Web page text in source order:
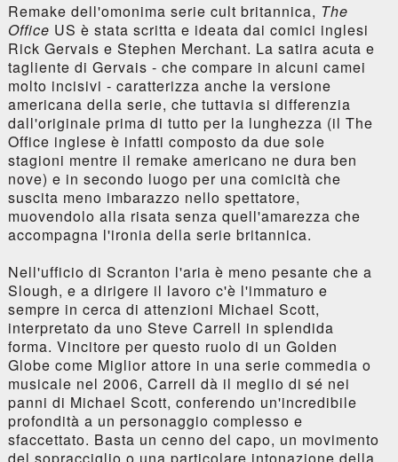
Remake dell'omonima serie cult britannica, The
Office US è stata scritta e ideata dai comici inglesi
Rick Gervais e Stephen Merchant. La satira acuta e
tagliente di Gervais - che compare in alcuni camei
molto incisivi - caratterizza anche la versione
americana della serie, che tuttavia si differenzia
dall'originale prima di tutto per la lunghezza (il The
Office inglese è infatti composto da due sole
stagioni mentre il remake americano ne dura ben
nove) e in secondo luogo per una comicità che
suscita meno imbarazzo nello spettatore,
muovendolo alla risata senza quell'amarezza che
accompagna l'ironia della serie britannica.
Nell'ufficio di Scranton l'aria è meno pesante che a
Slough, e a dirigere il lavoro c'è l'immaturo e
sempre in cerca di attenzioni Michael Scott,
interpretato da uno Steve Carrell in splendida
forma. Vincitore per questo ruolo di un Golden
Globe come Miglior attore in una serie commedia o
musicale nel 2006, Carrell dà il meglio di sé nei
panni di Michael Scott, conferendo un'incredibile
profondità a un personaggio complesso e
sfaccettato. Basta un cenno del capo, un movimento